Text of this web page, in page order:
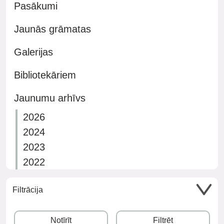
Pasākumi
Jaunās grāmatas
Galerijas
Bibliotekāriem
Jaunumu arhīvs
2026
2024
2023
2022
Filtrācija
Notīrīt Filtrēt